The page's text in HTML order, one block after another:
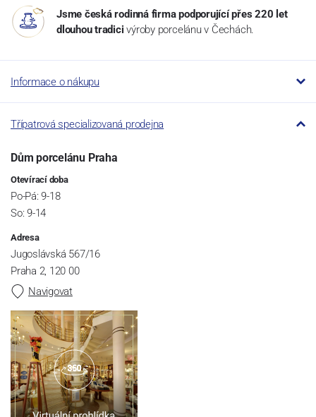
Jsme česká rodinná firma podporující přes 220 let
dlouhou tradici výroby porcelánu v Čechách.
Informace o nákupu
Třípatrová specializovaná prodejna
Dům porcelánu Praha
Otevírací doba
Po-Pá: 9-18
So: 9-14
Adresa
Jugoslávská 567/16
Praha 2, 120 00
Navigovat